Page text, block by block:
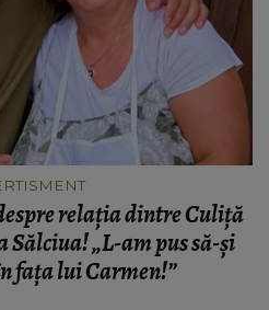
relația dintre Culiță
Sălciua! „L-am pus să-și
fața lui Carmen!”